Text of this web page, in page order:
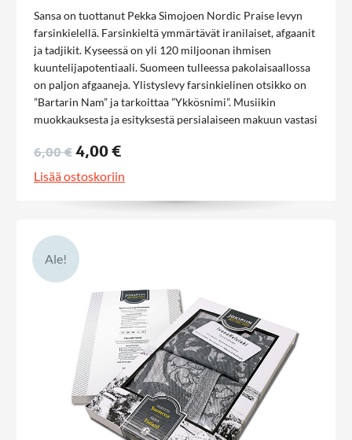
Sansa on tuottanut Pekka Simojoen Nordic Praise levyn
farsinkielellä. Farsinkieltä ymmärtävät iranilaiset, afgaanit
ja tadjikit. Kyseessä on yli 120 miljoonan ihmisen
kuuntelijapotentiaali. Suomeen tulleessa pakolaisaallossa
on paljon afgaaneja. Ylistyslevy farsinkielinen otsikko on
”Bartarin Nam” ja tarkoittaa ”Ykkösnimi”. Musiikin
muokkauksesta ja esityksestä persialaiseen makuun vastasi
on Haik Hovsepian, Iranin tunnetuin kristitty
marttyyripastori, tuttu Sansa-tv:n videosta ’Huuto Iranista’.
ilmaisjakeluun edullisesti. Levy tuo ihanan ylistyksen
6,00 €4,00 €
Lisää ostoskoriin
Ale!